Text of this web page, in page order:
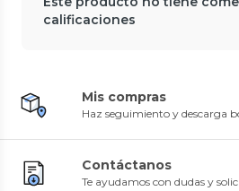
calificaciones
Mis compras
Haz seguimiento y descarga
Contáctanos
Te ayudamos con dudas y